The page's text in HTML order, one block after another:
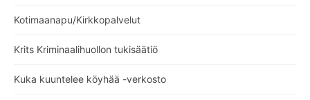
Kotimaanapu/Kirkkopalvelut
Krits Kriminaalihuollon tukisäätiö
Kuka kuuntelee köyhää -verkosto